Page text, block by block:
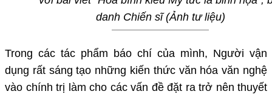
danh Chiến sĩ (Ảnh tư liệu)
Trong các tác phẩm báo chí của mình, Người vận
dụng rất sáng tạo những kiến thức văn hóa văn nghệ
vào chính trị làm cho các vấn đề đặt ra trở nên thuyết